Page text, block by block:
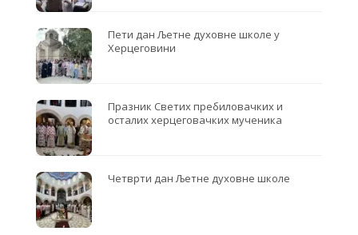
Пети дан Љетне духовне школе у
Херцеговини
Празник Светих пребиловачких и
осталих херцеговачких мученика
Четврти дан Љетне духовне школе